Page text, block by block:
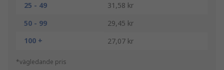
25 - 49
31,58 kr
50 - 99
29,45 kr
100 +
27,07 kr
*vägledande pris